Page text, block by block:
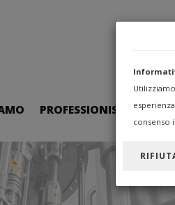
PROFESSIONISTI
consenso